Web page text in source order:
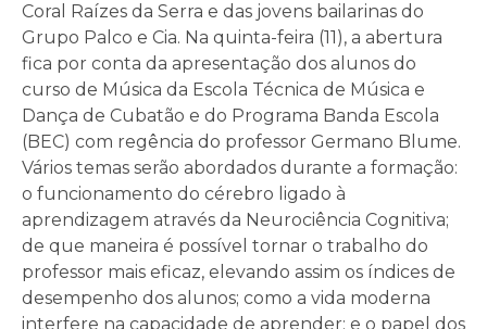
Coral Raízes da Serra e das jovens bailarinas do
Grupo Palco e Cia. Na quinta-feira (11), a abertura
fica por conta da apresentação dos alunos do
curso de Música da Escola Técnica de Música e
Dança de Cubatão e do Programa Banda Escola
(BEC) com regência do professor Germano Blume.
Vários temas serão abordados durante a formação:
o funcionamento do cérebro ligado à
aprendizagem através da Neurociência Cognitiva;
de que maneira é possível tornar o trabalho do
professor mais eficaz, elevando assim os índices de
desempenho dos alunos; como a vida moderna
interfere na capacidade de aprender; e o papel dos